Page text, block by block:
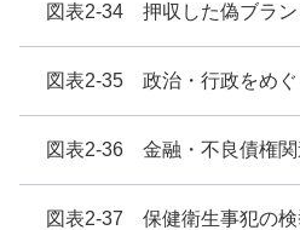
図表2-34 押収した偽ブラン
図表2-35 政治・行政をめぐ
図表2-36 金融・不良債権関
図表2-37 保健衛生事犯の検